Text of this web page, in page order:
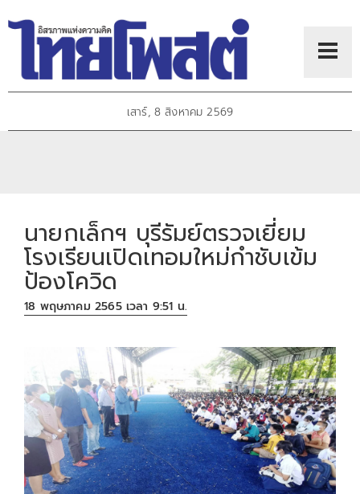
เสาร์, 8 สิงหาคม 2569
นายกเล็กฯ บุรีรัมย์ตรวจเยี่ยม
โรงเรียนเปิดเทอมใหม่กำชับเข้ม
ป้องโควิด
18 พฤษภาคม 2565 เวลา 9:51 น.